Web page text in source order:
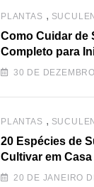
PLANTAS ,
Como Cuidar de
Completo para
30 DE
PLANTAS ,
20 Espécies de
Cultivar em Casa
20 DE JANEIRO